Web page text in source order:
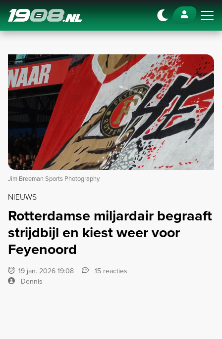
Navigation
Jim Breeman Sports Photography
NIEUWS
Rotterdamse miljardair begraaft
strijdbijl en kiest weer voor
Feyenoord
19 jan. 2026 19:08
15 reacties
Dennis